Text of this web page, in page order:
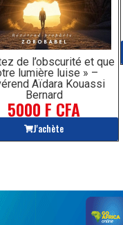
de l’obscurité et que
lumière luise » –
Aïdara Kouassi
Bernard
5000 F CFA
J'achète